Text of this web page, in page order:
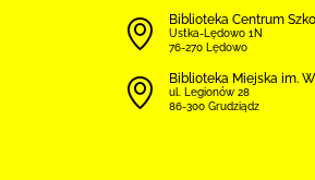
Biblioteka Centrum
Ustka-Lędowo 1N
76-270 Lędowo
Biblioteka Miejska im.
ul. Legionów 28
86-300 Grudziądz